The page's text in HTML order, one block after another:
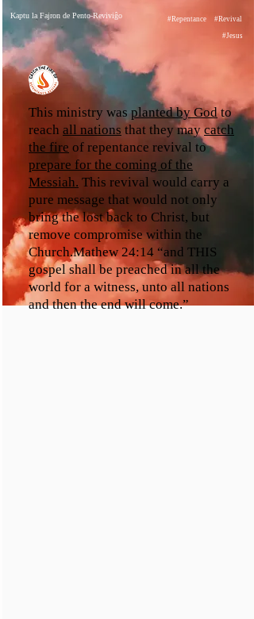
Kaptu la Fajron de Pento-Reviviĝo #Revival
#Repentance
#Jesus
This ministry was planted by Godto
reach all nations that they maycatch
the fire of repentance revival to
prepare for the coming of the
Messiah. This revival would carry a
pure message that would not only
bring the lost back to Christ, but
remove compromise within the
Church.Mathew 24:14 “and THIS
gospel shall be preached in all the
world for a witness, unto all nations
and then the end will come.”